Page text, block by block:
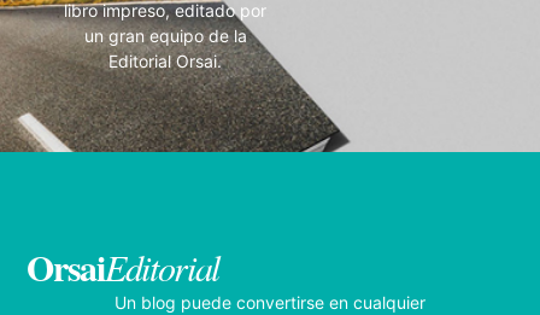
libro impreso, editado por
un gran equipo de la
Editorial Orsai.
OrsaiEditorial
Un blog puede convertirse en cualquier